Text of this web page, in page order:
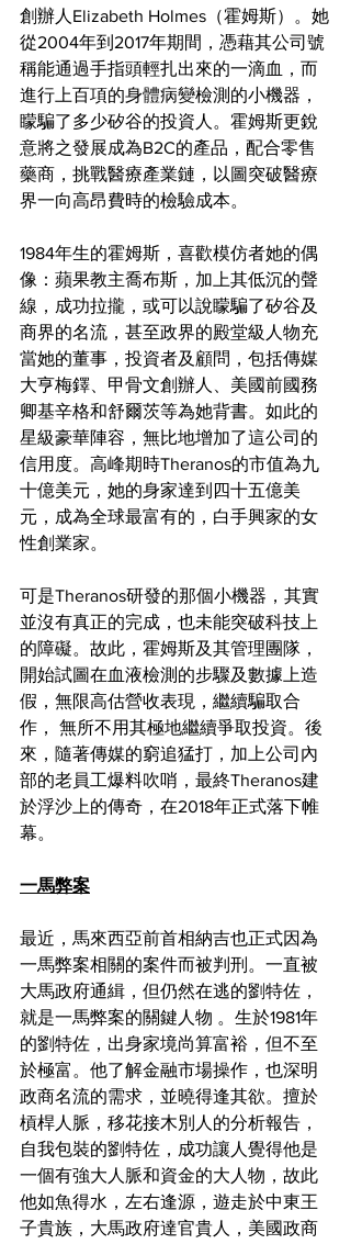
創辦人Elizabeth Holmes（霍姆斯）。她
從2004年到2017年期間，憑藉其公司號
稱能通過手指頭輕扎出來的一滴血，而
進行上百項的身體病變檢測的小機器，
矇騙了多少矽谷的投資人。霍姆斯更銳
意將之發展成為B2C的產品，配合零售
藥商，挑戰醫療產業鏈，以圖突破醫療
界一向高昂費時的檢驗成本。
1984年生的霍姆斯，喜歡模仿者她的偶
像：蘋果教主喬布斯，加上其低沉的聲
線，成功拉攏，或可以說矇騙了矽谷及
商界的名流，甚至政界的殿堂級人物充
當她的董事，投資者及顧問，包括傳媒
大亨梅鐸、甲骨文創辦人、美國前國務
卿基辛格和舒爾茨等為她背書。如此的
星級豪華陣容，無比地增加了這公司的
信用度。高峰期時Theranos的市值為九
十億美元，她的身家達到四十五億美
元，成為全球最富有的，白手興家的女
性創業家。
可是Theranos研發的那個小機器，其實
並沒有真正的完成，也未能突破科技上
的障礙。故此，霍姆斯及其管理團隊，
開始試圖在血液檢測的步驟及數據上造
假，無限高估營收表現，繼續騙取合
作， 無所不用其極地繼續爭取投資。後
來，隨著傳媒的窮追猛打，加上公司內
部的老員工爆料吹哨，最終Theranos建
於浮沙上的傳奇，在2018年正式落下帷
幕。
一馬弊案
最近，馬來西亞前首相納吉也正式因為
一馬弊案相關的案件而被判刑。一直被
大馬政府通緝，但仍然在逃的劉特佐，
就是一馬弊案的關鍵人物 。生於1981年
的劉特佐，出身家境尚算富裕，但不至
於極富。他了解金融市場操作，也深明
政商名流的需求，並曉得逢其欲。擅於
槓桿人脈，移花接木別人的分析報告，
自我包裝的劉特佐，成功讓人覺得他是
一個有強大人脈和資金的大人物，故此
他如魚得水，左右逢源，遊走於中東王
子貴族，大馬政府達官貴人，美國政商